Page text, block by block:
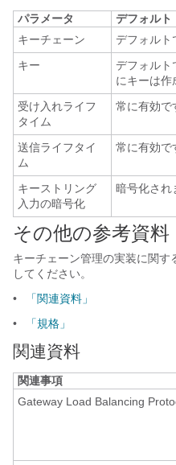
パラメータ
デフォルト
キーチェーン
デフォルト
キー
デフォルト
にキーは作
受け入れライフ
タイム
常に有効で
送信ライフタイ
ム
常に有効で
キーストリング
入力の暗号化
暗号化され
その他の参考資料
キーチェーン管理の実装に関
してください。
•
「関連資料」
•
「規格」
関連資料
関連事項
Gateway Load Balancing